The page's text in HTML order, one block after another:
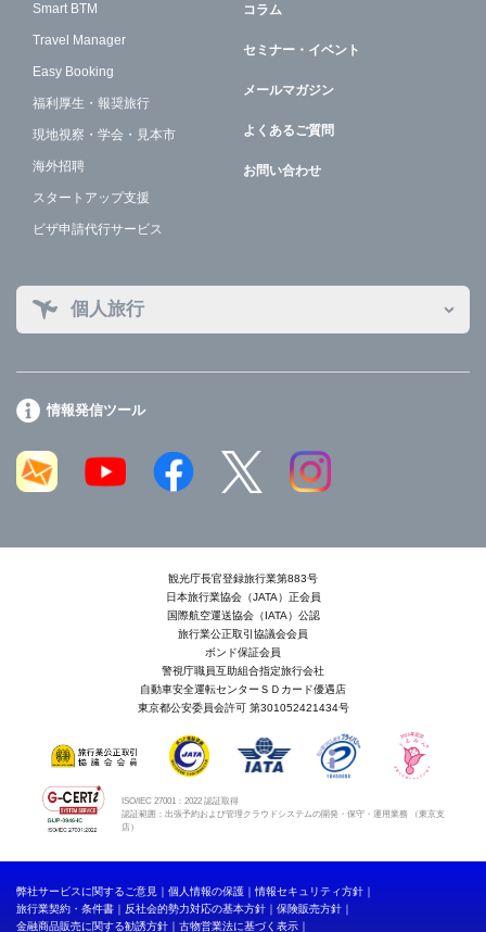
Smart BTM
Travel Manager
Easy Booking
福利厚生・報奨旅行
現地視察・学会・見本市
海外招聘
スタートアップ支援
ビザ申請代行サービス
コラム
セミナー・イベント
メールマガジン
よくあるご質問
お問い合わせ
個人旅行
情報発信ツール
観光庁長官登録旅行業第883号
日本旅行業協会（JATA）正会員
国際航空運送協会（IATA）公認
旅行業公正取引協議会会員
ボンド保証会員
警視庁職員互助組合指定旅行会社
自動車安全運転センターＳＤカード優遇店
東京都公安委員会許可 第301052421434号
ISO/IEC 27001：2022 認証取得
認証範囲：出張予約および管理クラウドシステムの開発・保守・運用業務 （東京支
店）
弊社サービスに関するご意見 個人情報の保護
情報セキュリティ方針
旅行業契約・条件書
反社会的勢力対応の基本方針
保険販売方針
金融商品販売に関する勧誘方針
古物営業法に基づく表示